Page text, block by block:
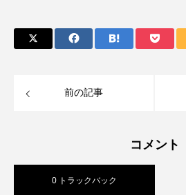
前の記事
コメント
0 トラックバック